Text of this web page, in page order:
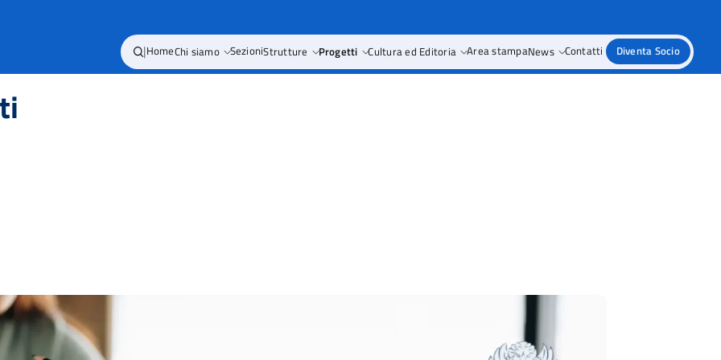
|HomeChi siamo SezioniStrutture Progetti Cultura ed Editoria Area stampaNews Contatti Diventa Socio